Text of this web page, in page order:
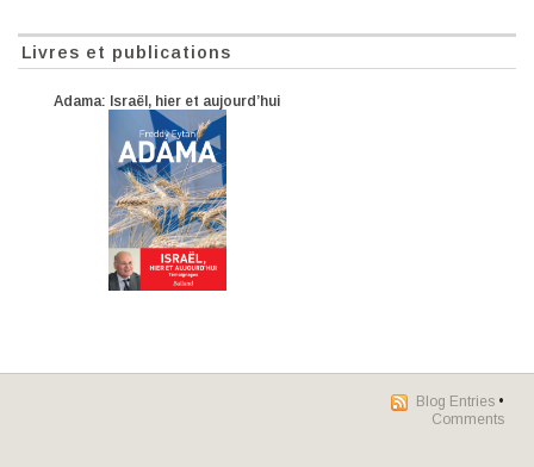
Livres et publications
Adama: Israël, hier et aujourd’hui
Blog Entries •
Comments